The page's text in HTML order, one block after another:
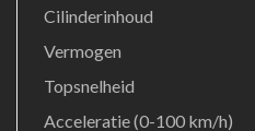
Cilinderinhoud
Vermogen
Topsnelheid
Acceleratie (0-100 km/h)